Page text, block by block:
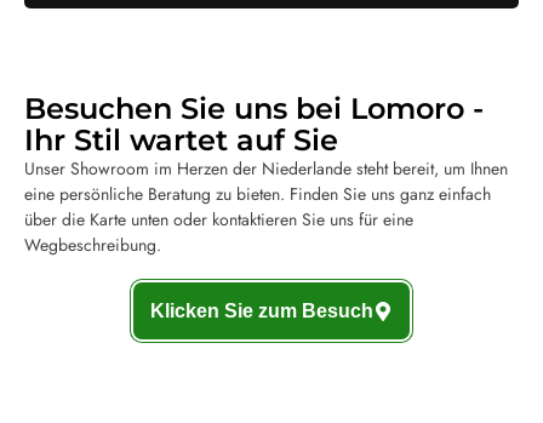
Besuchen Sie uns bei Lomoro -
Ihr Stil wartet auf Sie
Unser Showroom im Herzen der Niederlande steht bereit, um Ihnen
eine persönliche Beratung zu bieten. Finden Sie uns ganz einfach
über die Karte unten oder kontaktieren Sie uns für eine
Wegbeschreibung.
Klicken Sie zum Besuch